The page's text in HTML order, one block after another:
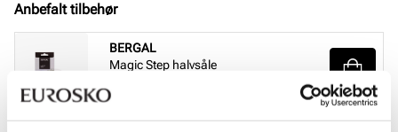
Anbefalt tilbehør
BERGAL
Magic Step halvsåle